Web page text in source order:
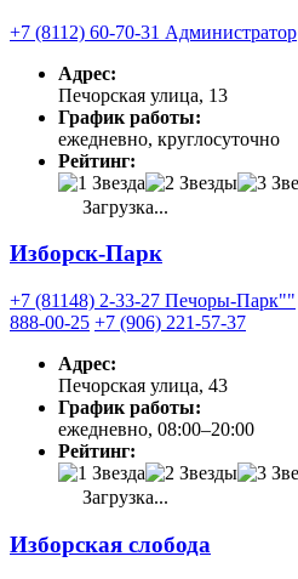
+7 (8112) 60-70-31 Администратор
Адрес:
Печорская улица, 13
График работы:
ежедневно, круглосуточно
Рейтинг:
Загрузка...
Изборск-Парк
+7 (81148) 2-33-27 Печоры-Парк""
888-00-25 +7 (906) 221-57-37
Адрес:
Печорская улица, 43
График работы:
ежедневно, 08:00–20:00
Рейтинг:
Загрузка...
Изборская слобода